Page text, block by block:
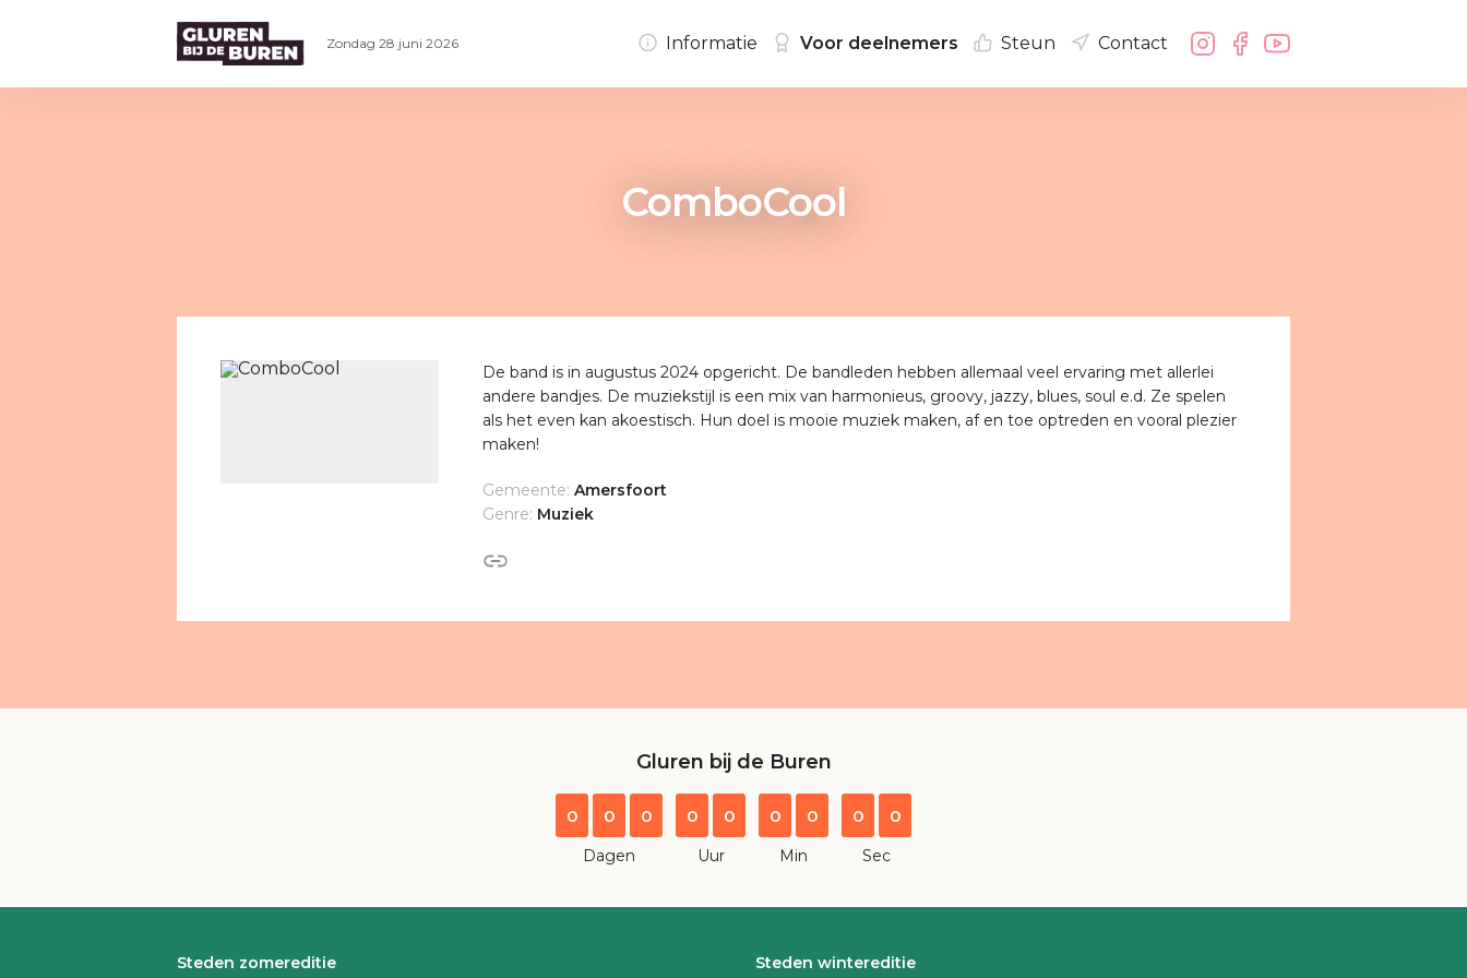
ComboCool
De band is in augustus 2024 opgericht. De bandleden hebben allemaal veel ervaring met allerlei
andere bandjes. De muziekstijl is een mix van harmonieus, groovy, jazzy, blues, soul e.d. Ze spelen
als het even kan akoestisch. Hun doel is mooie muziek maken, af en toe optreden en vooral plezier
maken!
Gemeente: Amersfoort
Genre: Muziek
Gluren bij de Buren
0 0 0
Dagen
0 0
Uur
0 0
Min
0 0
Sec
Steden zomereditie Steden wintereditie
Zondag 28 juni 2026 Informatie Voor deelnemers Steun Contact